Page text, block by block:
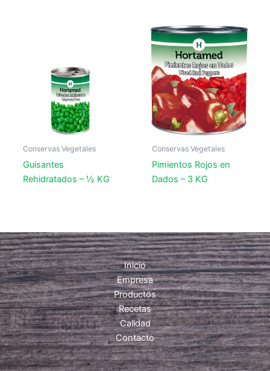
Conservas Vegetales
Guisantes
Rehidratados – ½ KG
Conservas Vegetales
Pimientos Rojos en
Dados – 3 KG
Inicio
Empresa
Productos
Recetas
Calidad
Contacto